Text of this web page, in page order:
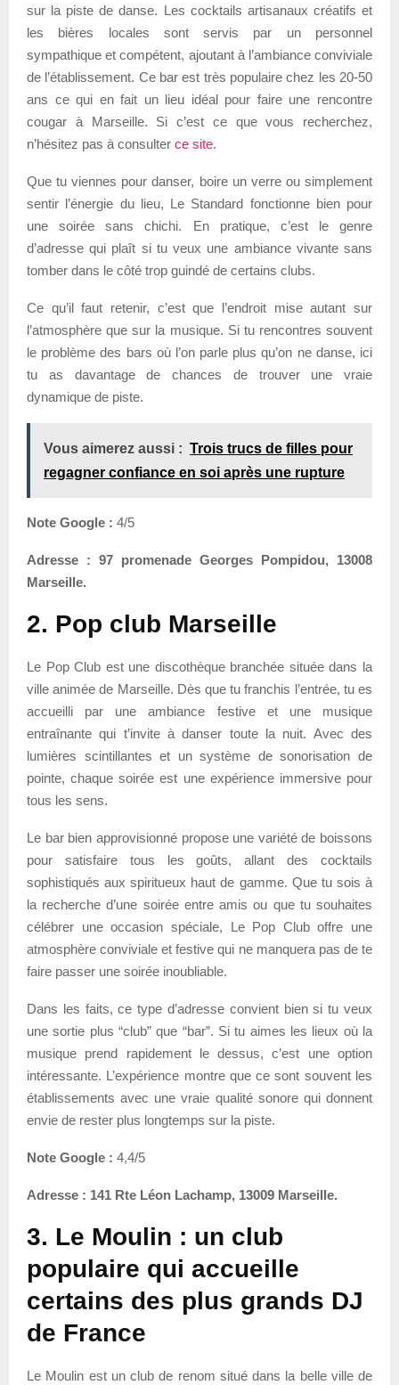
sur la piste de danse. Les cocktails artisanaux créatifs et
les bières locales sont servis par un personnel
sympathique et compétent, ajoutant à l’ambiance conviviale
de l’établissement. Ce bar est très populaire chez les 20-50
ans ce qui en fait un lieu idéal pour faire une rencontre
cougar à Marseille. Si c’est ce que vous recherchez,
n’hésitez pas à consulter ce site.
Que tu viennes pour danser, boire un verre ou simplement
sentir l’énergie du lieu, Le Standard fonctionne bien pour
une soirée sans chichi. En pratique, c’est le genre
d’adresse qui plaît si tu veux une ambiance vivante sans
tomber dans le côté trop guindé de certains clubs.
Ce qu’il faut retenir, c’est que l’endroit mise autant sur
l’atmosphère que sur la musique. Si tu rencontres souvent
le problème des bars où l’on parle plus qu’on ne danse, ici
tu as davantage de chances de trouver une vraie
dynamique de piste.
Vous aimerez aussi : Trois trucs de filles pour
regagner confiance en soi après une rupture
Note Google : 4/5
Adresse : 97 promenade Georges Pompidou, 13008
Marseille.
2. Pop club Marseille
Le Pop Club est une discothèque branchée située dans la
ville animée de Marseille. Dès que tu franchis l’entrée, tu es
accueilli par une ambiance festive et une musique
entraînante qui t’invite à danser toute la nuit. Avec des
lumières scintillantes et un système de sonorisation de
pointe, chaque soirée est une expérience immersive pour
tous les sens.
Le bar bien approvisionné propose une variété de boissons
pour satisfaire tous les goûts, allant des cocktails
sophistiqués aux spiritueux haut de gamme. Que tu sois à
la recherche d’une soirée entre amis ou que tu souhaites
célébrer une occasion spéciale, Le Pop Club offre une
atmosphère conviviale et festive qui ne manquera pas de te
faire passer une soirée inoubliable.
Dans les faits, ce type d’adresse convient bien si tu veux
une sortie plus “club” que “bar”. Si tu aimes les lieux où la
musique prend rapidement le dessus, c’est une option
intéressante. L’expérience montre que ce sont souvent les
établissements avec une vraie qualité sonore qui donnent
envie de rester plus longtemps sur la piste.
Note Google : 4,4/5
Adresse : 141 Rte Léon Lachamp, 13009 Marseille.
3. Le Moulin : un club
populaire qui accueille
certains des plus grands DJ
de France
Le Moulin est un club de renom situé dans la belle ville de